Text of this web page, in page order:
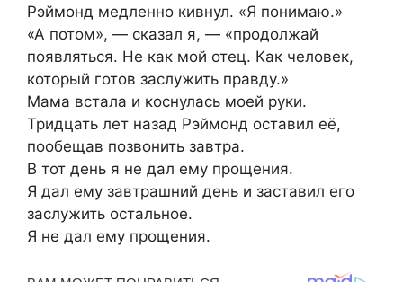
Рэймонд медленно кивнул. «Я понимаю.»
«А потом», — сказал я, — «продолжай
появляться. Не как мой отец. Как человек,
который готов заслужить правду.»
Мама встала и коснулась моей руки.
Тридцать лет назад Рэймонд оставил её,
пообещав позвонить завтра.
В тот день я не дал ему прощения.
Я дал ему завтрашний день и заставил его
заслужить остальное.
Я не дал ему прощения.